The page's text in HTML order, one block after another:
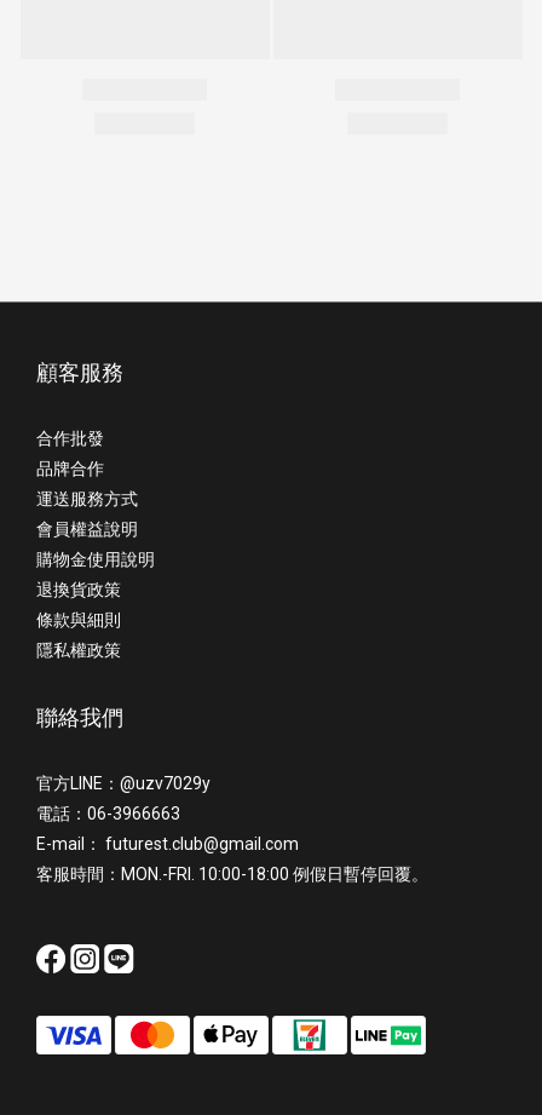
顧客服務
合作批發
品牌合作
運送服務方式
會員權益說明
購物金使用說明
退換貨政策
條款與細則
隱私權政策
聯絡我們
官方LINE：@uzv7029y
電話：06-3966663
E-mail： futurest.club@gmail.com
客服時間：MON.-FRI. 10:00-18:00 例假日暫停回覆。